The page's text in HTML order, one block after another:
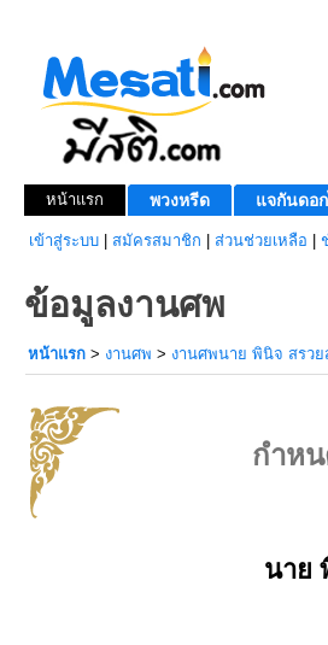
หน้าแรก พวงหรีด แจกันดอ
เข้าสู่ระบบ สมัครสมาชิก ส่วนช่วยเหลือ
ข้อมูลงานศพ
หน้าแรก > งานศพ > งานศพนาย พินิจ สรว
กำห
นาย